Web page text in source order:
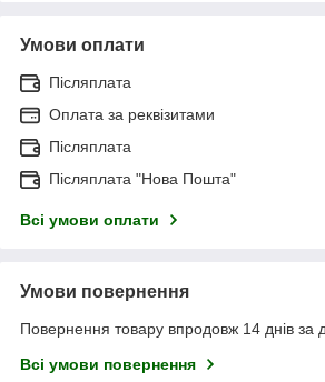
Умови оплати
Післяплата
Оплата за реквізитами
Післяплата
Післяплата "Нова Пошта"
Всі умови оплати
Умови повернення
Повернення товару впродовж 14 днів за
Всі умови повернення